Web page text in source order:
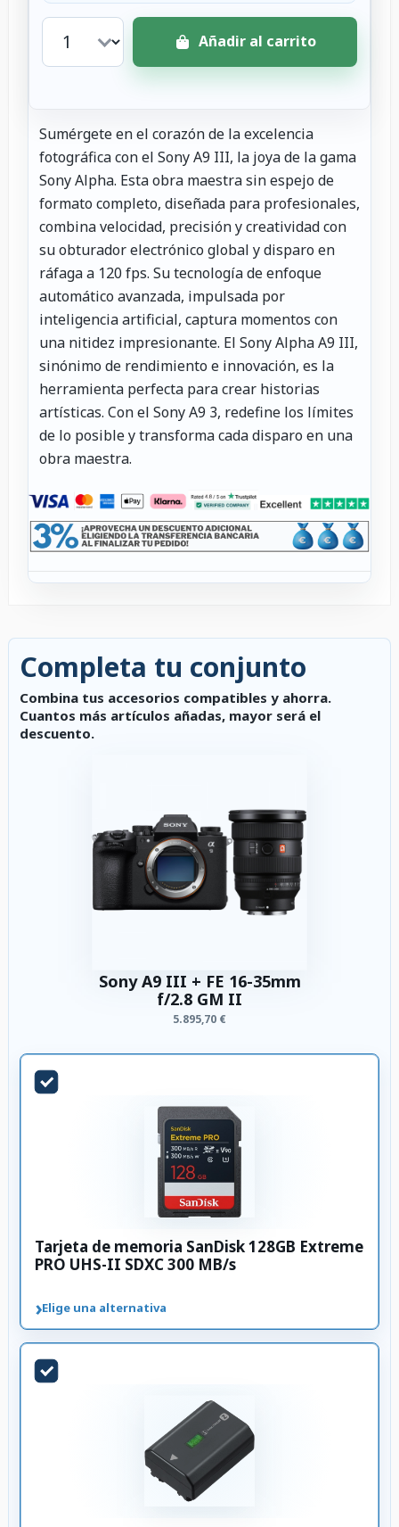
Añadir al carrito
Sumérgete en el corazón de la excelencia
fotográfica con el Sony A9 III, la joya de la gama
Sony Alpha. Esta obra maestra sin espejo de
formato completo, diseñada para profesionales,
combina velocidad, precisión y creatividad con
su obturador electrónico global y disparo en
ráfaga a 120 fps. Su tecnología de enfoque
automático avanzada, impulsada por
inteligencia artificial, captura momentos con
una nitidez impresionante. El Sony Alpha A9 III,
sinónimo de rendimiento e innovación, es la
herramienta perfecta para crear historias
artísticas. Con el Sony A9 3, redefine los límites
de lo posible y transforma cada disparo en una
obra maestra.
Completa tu conjunto
Combina tus accesorios compatibles y ahorra.
Cuantos más artículos añadas, mayor será el
descuento.
Sony A9 III + FE 16-35mm
f/2.8 GM II
5.895,70 €
Tarjeta de memoria SanDisk 128GB Extreme
PRO UHS-II SDXC 300 MB/s
›Elige una alternativa